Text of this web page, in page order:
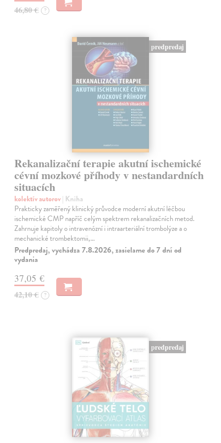
46,80 € ?
predpredaj
Rekanalizační terapie akutní ischemické
cévní mozkové příhody v nestandardních
situacích
kolektív autorov| Kniha
Prakticky zaměřený klinický průvodce moderní akutní léčbou
ischemické CMP napříč celým spektrem rekanalizačních metod.
Zahrnuje kapitoly o intravenózní i intraarteriální trombolýze a o
mechanické trombektomii,…
Predpredaj, vychádza 7.8.2026, zasielame do 7 dní od
vydania
37,05 €
42,10 € ?
predpredaj